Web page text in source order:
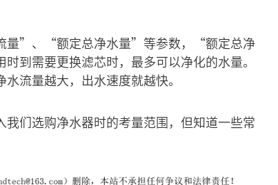
量”、“额定总净水量”等参数，“额定总净
到需要更换滤芯时，最多可以净化的水量。
流量越大，出水速度就越快。
们选购净水器时的考量范围，但知道一些常